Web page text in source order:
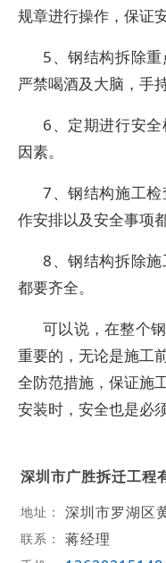
规章进行操作，保证
5、钢结构拆除
严禁喝酒及大脑，手
6、定期进行安
因素。
7、钢结构施工
作安排以及安全事项
8、钢结构拆除
都要齐全。
可以说，在整个
重要的，无论是施工
全防范措施，保证施
安装时，安全也是必
深圳市广胜拆迁工程
地址： 深圳市罗湖区
联系： 蒋经理